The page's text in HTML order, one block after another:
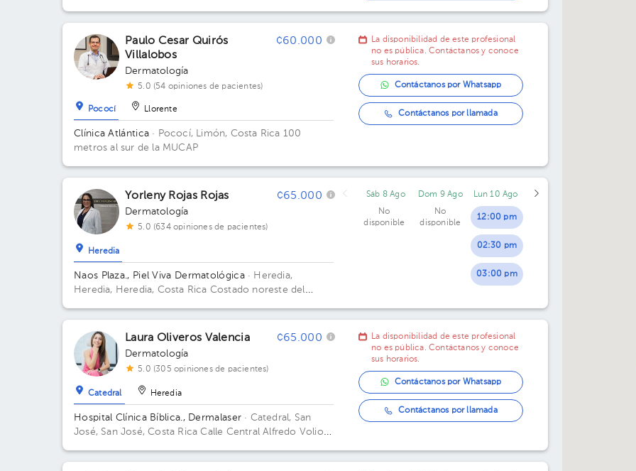
Paulo Cesar Quirós
Villalobos
¢60.000
Dermatología
5.0 (54 opiniones de pacientes)
Pococí Llorente
Clínica Atlántica · Pococí, Limón, Costa Rica 100
metros al sur de la MUCAP
La disponibilidad de este profesional
no es pública. Contáctanos y conoce
sus horarios.
Contáctanos por Whatsapp
Contáctanos por llamada
Yorleny Rojas Rojas ¢65.000
Dermatología
5.0 (634 opiniones de pacientes)
Heredia
Naos Plaza., Piel Viva Dermatológica· Heredia,
Heredia, Heredia, Costa Rica Costado noreste del
noreste del nuevo Hospital San Vicente de Paul,
Heredia; Piso 3 Piso 3. Consultorio 5D.
Sáb 8 Ago
No
disponible
Dom 9 Ago
No
disponible
Lun 10 Ago
12:00 pm
02:30 pm
03:00 pm
Laura Oliveros Valencia ¢65.000
Dermatología
5.0 (305 opiniones de pacientes)
Catedral Heredia
Hospital Clínica Bíblica., Dermalaser · Catedral, San
José, San José, Costa RicaCalle Central Alfredo Volio
Consultorios 4-9 Edificio Torre Omega. Piso 6.
La disponibilidad de este profesional
no es pública. Contáctanos y conoce
sus horarios.
Contáctanos por Whatsapp
Contáctanos por llamada